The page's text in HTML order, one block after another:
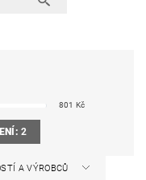
801 Kč
2
A VÝROBCŮ